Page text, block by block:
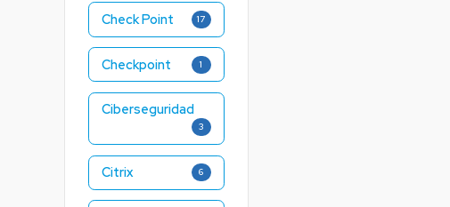
Check Point 17
Checkpoint 1
Ciberseguridad
3
Citrix 6